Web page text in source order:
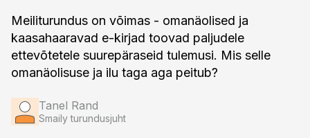
Meiliturundus on võimas - omanäolised ja
kaasahaaravad e-kirjad toovad paljudele
ettevõtetele suurepäraseid tulemusi. Mis selle
omanäolisuse ja ilu taga aga peitub?
Tanel Rand
Smaily turundusjuht